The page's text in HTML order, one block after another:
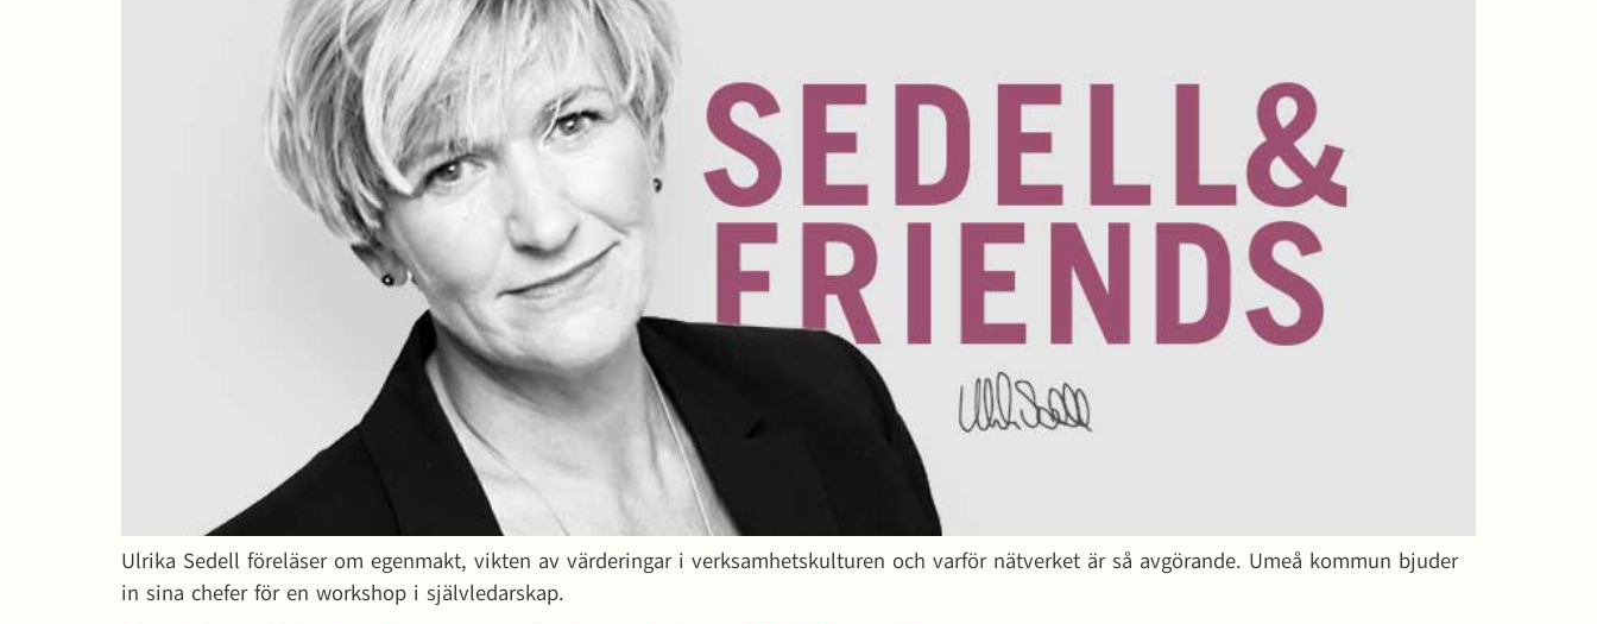
Ulrika Sedell föreläser om egenmakt, vikten av värderingar i verksamhetskulturen och varför nätverket är så avgörande. Umeå kommun bjuder
in sina chefer för en workshop i självledarskap.